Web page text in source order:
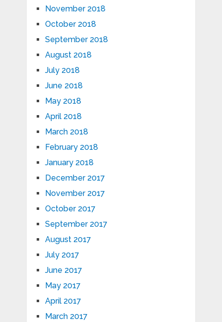
November 2018
October 2018
September 2018
August 2018
July 2018
June 2018
May 2018
April 2018
March 2018
February 2018
January 2018
December 2017
November 2017
October 2017
September 2017
August 2017
July 2017
June 2017
May 2017
April 2017
March 2017